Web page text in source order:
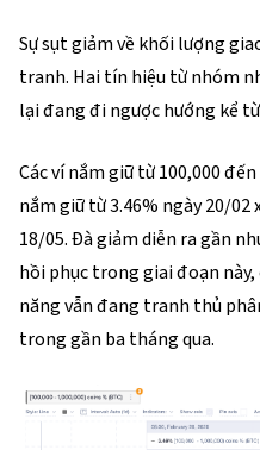
Sự sụt giảm về khối lượng
tranh. Hai tín hiệu từ nhóm
lại đang đi ngược hướng kể
Các ví nắm giữ từ 100,000
nắm giữ từ 3.46% ngày 20/
18/05. Đà giảm diễn ra gần
hồi phục trong giai đoạn
năng vẫn đang tranh thủ
trong gần ba tháng qua.